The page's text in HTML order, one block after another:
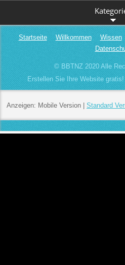
Startseite Willkommen Wissen
© BBTNZ 2020 Alle
Erstellen Sie Ihre Website gratis!
Anzeigen: Mobile Version| Standard